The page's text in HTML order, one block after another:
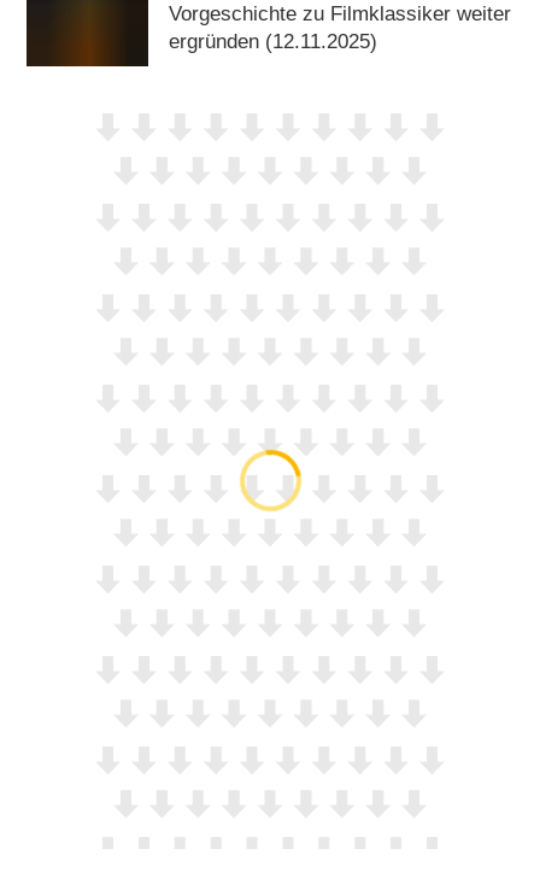
Vorgeschichte zu Filmklassiker weiter
ergründen (12.11.2025)